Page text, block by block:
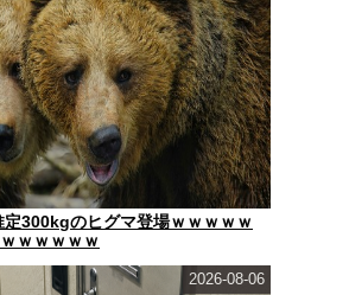
定300kgのヒグマ登場ｗｗｗｗｗ
ｗｗｗｗｗ
2026-08-06